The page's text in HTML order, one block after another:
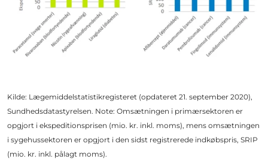
Kilde: Lægemiddelstatistikregisteret (opdateret 21. september 2020),
Sundhedsdatastyrelsen. Note: Omsætningen i primærsektoren er
opgjort i ekspeditionsprisen (mio. kr. inkl. moms), mens omsætningen
i sygehussektoren er opgjort i den sidst registrerede indkøbspris, SRIP
(mio. kr. inkl. pålagt moms).